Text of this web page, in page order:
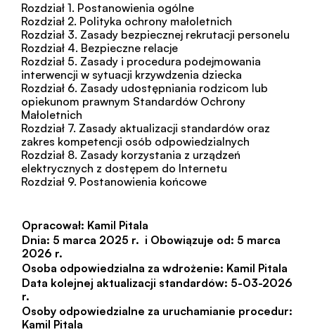
Rozdział 1. Postanowienia ogólne
Rozdział 2. Polityka ochrony małoletnich
Rozdział 3. Zasady bezpiecznej rekrutacji personelu
Rozdział 4. Bezpieczne relacje
Rozdział 5. Zasady i procedura podejmowania
interwencji w sytuacji krzywdzenia dziecka
Rozdział 6. Zasady udostępniania rodzicom lub
opiekunom prawnym Standardów Ochrony
Małoletnich
Rozdział 7. Zasady aktualizacji standardów oraz
zakres kompetencji osób odpowiedzialnych
Rozdział 8. Zasady korzystania z urządzeń
elektrycznych z dostępem do Internetu
Rozdział 9. Postanowienia końcowe
Opracował: Kamil Pitala
Dnia: 5 marca 2025 r.  i Obowiązuje od: 5 marca
2026 r.
Osoba odpowiedzialna za wdrożenie: Kamil Pitala
Data kolejnej aktualizacji standardów: 5-03-2026
r.
Osoby odpowiedzialne za uruchamianie procedur:
Kamil Pitala